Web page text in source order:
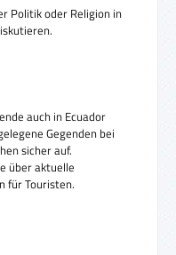
Politik oder Religion in
auch in Ecuador
Gegenden bei
sicher auf.
über aktuelle
für Touristen.